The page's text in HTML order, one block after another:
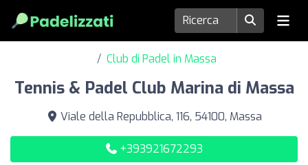
Club di Padel in Massa
Tennis & Padel Club Marina di Massa
Viale della Repubblica, 116, 54100, Massa
+393921672293